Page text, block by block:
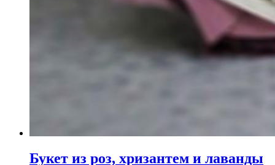
Букет из роз, хризантем и лаванды